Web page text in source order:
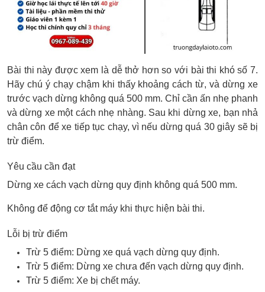
Bài thi này được xem là dễ thở hơn so với bài thi khó số 7.
Hãy chú ý chạy chậm khi thấy khoảng cách từ, và dừng xe
trước vạch dừng không quá 500 mm. Chỉ cần ấn nhẹ phanh
và dừng xe một cách nhẹ nhàng. Sau khi dừng xe, bạn nhả
chân côn để xe tiếp tục chạy, vì nếu dừng quá 30 giây sẽ bị
trừ điểm.
Yêu cầu cần đạt
Dừng xe cách vạch dừng quy định không quá 500 mm.
Không để động cơ tắt máy khi thực hiện bài thi.
Lỗi bị trừ điểm
Trừ 5 điểm: Dừng xe quá vạch dừng quy định.
Trừ 5 điểm: Dừng xe chưa đến vạch dừng quy định.
Trừ 5 điểm: Xe bị chết máy.